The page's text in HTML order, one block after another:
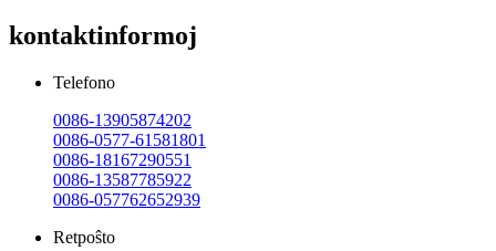
kontaktinformoj
Telefono
0086-13905874202
0086-0577-61581801
0086-18167290551
0086-13587785922
0086-057762652939
Retpoŝto